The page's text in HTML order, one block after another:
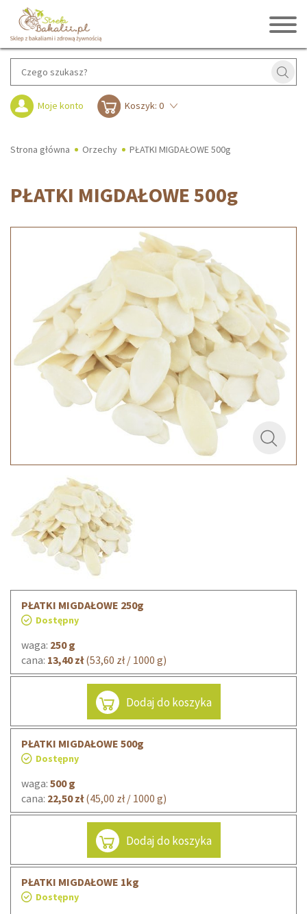
Moje konto Koszyk: 0
Strona główna Orzechy PŁATKI MIGDAŁOWE 500g
PŁATKI MIGDAŁOWE 500g
PŁATKI MIGDAŁOWE 250g
Dostępny
waga: 250 g
cana: 13,40 zł(53,60 zł / 1000 g)
Dodaj do koszyka
PŁATKI MIGDAŁOWE 500g
Dostępny
waga: 500 g
cana: 22,50 zł(45,00 zł / 1000 g)
Dodaj do koszyka
PŁATKI MIGDAŁOWE 1kg
Dostępny